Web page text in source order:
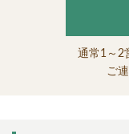
通常1～2
ご